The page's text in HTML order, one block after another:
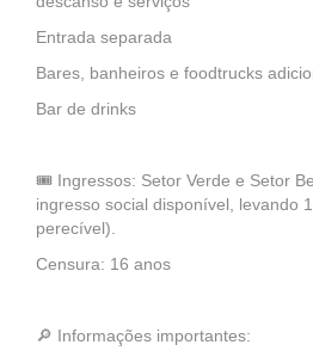
Entrada separada
Bares, banheiros e foodtrucks
Bar de drinks
🎟 Ingressos: Setor Verde e Setor
ingresso social disponível, levando
perecível).
Censura: 16 anos
🔎 Informações importantes: